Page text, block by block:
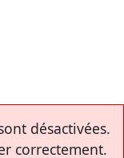
désactivées.
correctement.